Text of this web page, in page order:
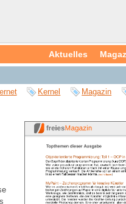
Aktuelles
Kernel Magazin